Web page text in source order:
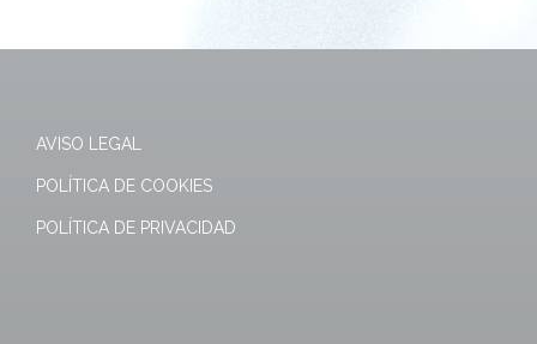
AVISO LEGAL
POLÍTICA DE COOKIES
POLÍTICA DE PRIVACIDAD